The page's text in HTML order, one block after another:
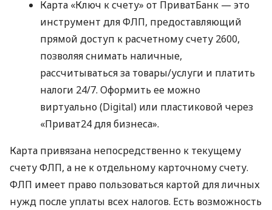
Карта «Ключ к счету» от ПриватБанк — это
инструмент для ФЛП, предоставляющий
прямой доступ к расчетному счету 2600,
позволяя снимать наличные,
рассчитываться за товары/услуги и платить
налоги 24/7. Оформить ее можно
виртуально (Digital) или пластиковой через
«Приват24 для бизнеса».
Карта привязана непосредственно к текущему
счету ФЛП, а не к отдельному карточному счету.
ФЛП имеет право пользоваться картой для личных
нужд после уплаты всех налогов. Есть возможность